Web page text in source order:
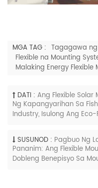
MGA TAG : Tagagawa ng
Flexible na Mounting
Malaking Energy Flexible
DATI : Ang Flexible
Ng Kapangyarihan Sa
Industry, Isulong Ang
SUSUNOD : Pagbuo Ng
Pananim: Ang Flexible
Dobleng Benepisyo Sa